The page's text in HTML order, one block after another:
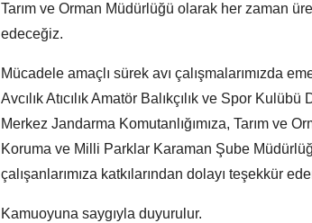
Tarım ve Orman Müdürlüğü olarak her zaman
edeceğiz.
Mücadele amaçlı sürek avı çalışmalarımızda
Avcılık Atıcılık Amatör Balıkçılık ve Spor Kulübü
Merkez Jandarma Komutanlığımıza, Tarım ve
Koruma ve Milli Parklar Karaman Şube
çalışanlarımıza katkılarından dolayı teşekkür
Kamuoyuna saygıyla duyurulur.